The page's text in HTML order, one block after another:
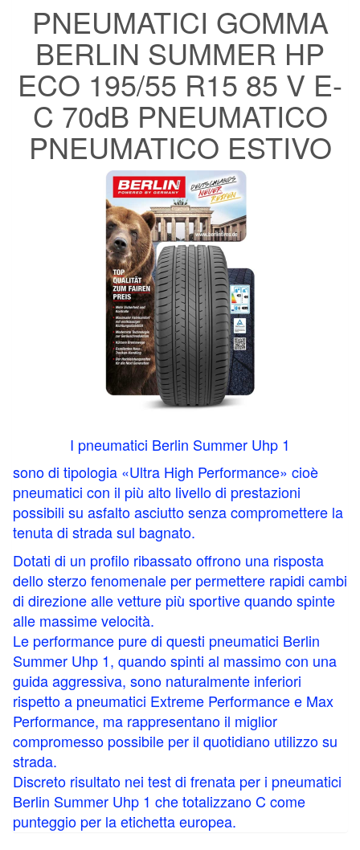
PNEUMATICI GOMMA
BERLIN SUMMER HP
ECO 195/55 R15 85 V E-
C 70dB PNEUMATICO
PNEUMATICO ESTIVO
I pneumatici Berlin Summer Uhp 1
sono di tipologia «Ultra High Performance» cioè
pneumatici con il più alto livello di prestazioni
possibili su asfalto asciutto senza compromettere la
tenuta di strada sul bagnato.
Dotati di un profilo ribassato offrono una risposta
dello sterzo fenomenale per permettere rapidi cambi
di direzione alle vetture più sportive quando spinte
alle massime velocità.
Le performance pure di questi pneumatici Berlin
Summer Uhp 1, quando spinti al massimo con una
guida aggressiva, sono naturalmente inferiori
rispetto a pneumatici Extreme Performance e Max
Performance, ma rappresentano il miglior
compromesso possibile per il quotidiano utilizzo su
strada.
Discreto risultato nei test di frenata per i pneumatici
Berlin Summer Uhp 1 che totalizzano C come
punteggio per la etichetta europea.